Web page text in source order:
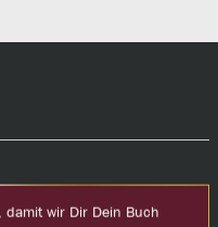
wir Dir Dein Buch